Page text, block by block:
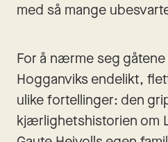
med så mange
For å nærme seg
Hogganviks endelikt,
ulike fortellinger: den
kjærlighetshistorien om